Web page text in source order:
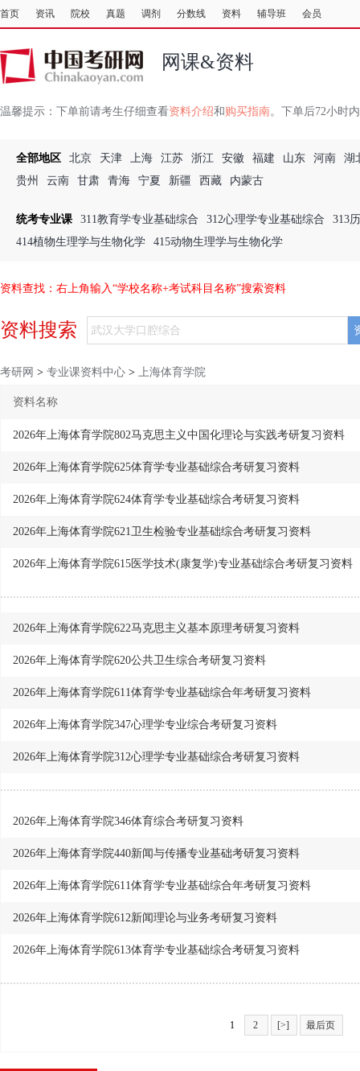
首页 资讯 院校 真题 调剂 分数线 资料 辅导班 会员
网课&资料
温馨提示： 下单前请考生仔细查看资料介绍和 购买指南。下单后72小时
全部地区 北京 天津 上海 江苏 浙江 安徽 福建 山东 河南
湖
贵州
云南 甘肃 青海 宁夏 新疆 西藏 内蒙古
统考专业课 311教育学专业基础综合 312心理学专业基础综合
313
414植物生理学与生物化学
415动物生理学与生物化学
资料查找：右上角输入“学校名称+考试科目名称”搜索资料
资料搜索
考研网 > 专业课资料中心 > 上海体育学院
资料名称
2026年上海体育学院802马克思主义中国化理论与实践考研复习资料
2026年上海体育学院625体育学专业基础综合考研复习资料
2026年上海体育学院624体育学专业基础综合考研复习资料
2026年上海体育学院621卫生检验专业基础综合考研复习资料
2026年上海体育学院615医学技术(康复学)专业基础综合考研复习资料
2026年上海体育学院622马克思主义基本原理考研复习资料
2026年上海体育学院620公共卫生综合考研复习资料
2026年上海体育学院611体育学专业基础综合年考研复习资料
2026年上海体育学院347心理学专业综合考研复习资料
2026年上海体育学院312心理学专业基础综合考研复习资料
2026年上海体育学院346体育综合考研复习资料
2026年上海体育学院440新闻与传播专业基础考研复习资料
2026年上海体育学院611体育学专业基础综合年考研复习资料
2026年上海体育学院612新闻理论与业务考研复习资料
2026年上海体育学院613体育学专业基础综合考研复习资料
1 2 [>] 最后页